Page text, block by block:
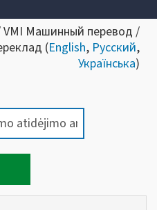
VMI Машинный перевод /
(English, Русский,
Українська)